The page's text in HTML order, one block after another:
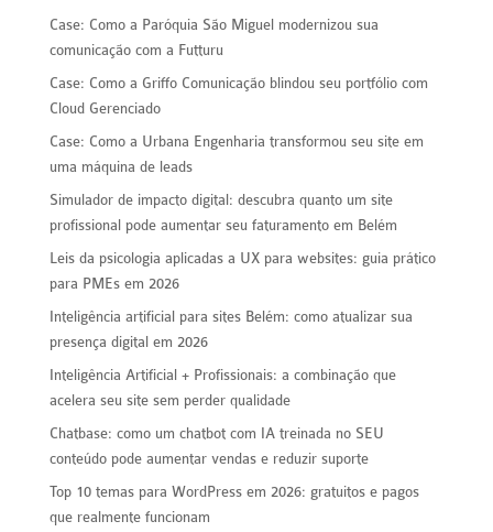
Case: Como a Paróquia São Miguel modernizou sua
comunicação com a Futturu
Case: Como a Griffo Comunicação blindou seu portfólio com
Cloud Gerenciado
Case: Como a Urbana Engenharia transformou seu site em
uma máquina de leads
Simulador de impacto digital: descubra quanto um site
profissional pode aumentar seu faturamento em Belém
Leis da psicologia aplicadas a UX para websites: guia prático
para PMEs em 2026
Inteligência artificial para sites Belém: como atualizar sua
presença digital em 2026
Inteligência Artificial + Profissionais: a combinação que
acelera seu site sem perder qualidade
Chatbase: como um chatbot com IA treinada no SEU
conteúdo pode aumentar vendas e reduzir suporte
Top 10 temas para WordPress em 2026: gratuitos e pagos
que realmente funcionam